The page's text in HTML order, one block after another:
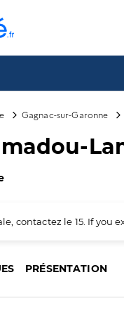
Gagnac-sur-Garonne
contactez le 15. If
PRÉSENTATION